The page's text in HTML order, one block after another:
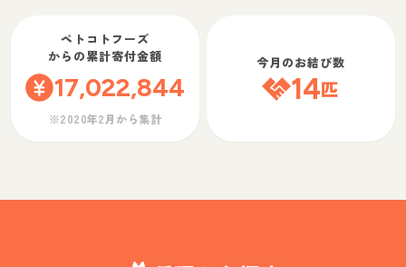
ペトコトフーズ
からの累計寄付金額
17,022,844
※2020年2月から集計
今月のお結び数
14匹